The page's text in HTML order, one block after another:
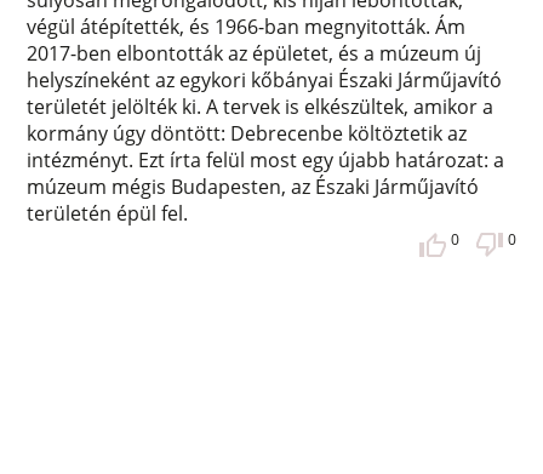
végül átépítették, és 1966-ban megnyitották. Ám
2017-ben elbontották az épületet, és a múzeum új
helyszíneként az egykori kőbányai Északi Járműjavító
területét jelölték ki. A tervek is elkészültek, amikor a
kormány úgy döntött: Debrecenbe költöztetik az
intézményt. Ezt írta felül most egy újabb határozat: a
múzeum mégis Budapesten, az Északi Járműjavító
területén épül fel.
0 0